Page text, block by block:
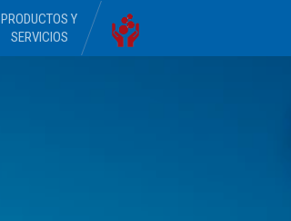
PRODUCTOS Y
SERVICIOS